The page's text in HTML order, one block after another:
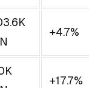
+4.7%
+17.7%